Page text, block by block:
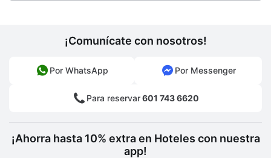
¡Comunícate con nosotros!
Por WhatsApp Por Messenger
Para reservar601 743 6620
¡Ahorra hasta 10% extra en Hoteles con nuestra
app!